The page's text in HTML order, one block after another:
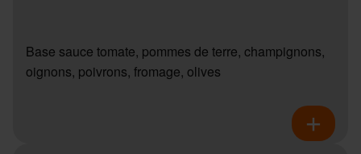
Base sauce tomate, pommes de terre, champignons,
oignons, poivrons, fromage, olives